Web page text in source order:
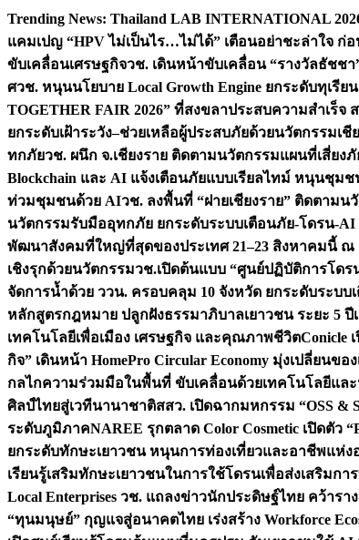
Skip
content
Trending News: Thailand LAB INTERNATIONAL
แคมเปญ “HPV ไม่เป็นไร…ไม่ได้” เตือนอย่าชะล่าใจ ก่อ
ขับเคลื่อนเศรษฐกิจวช. เดินหน้าขับเคลื่อน “รางวัลธัชช
ศวช. หนุนนโยบาย Local Growth Engine ยกระดับทุเ
TOGETHER FAIR 2026” ที่สงขลาประสบความสำเร็จ
ยกระดับเฝ้าระวัง–ช่วยเหลือผู้ประสบภัยด้วยนวัตกรรมเชี
ทกภัยวช. ผนึก จ.เชียงราย ติดตามนวัตกรรมแผนที่เสี่ย
Blockchain และ AI แจ้งเตือนภัยแบบเรียลไทม์ หนุนชุ
ท่วมชุมชนด้วย AIวช. ลงพื้นที่ “ฝายเชียงราย” ติดตาม
นวัตกรรมรับมืออุทกภัย ยกระดับระบบเตือนภัย-โดรน-
พัฒนาสังคมที่ใหญ่ที่สุดของประเทศ 21–23 สิงหาคมนี้ ณ
เชิงรุกด้วยนวัตกรรมวช.เปิดต้นแบบ “ศูนย์ปฏิบัติการโดร
จัดการน้ำด้วย ววน. ครอบคลุม 10 จังหวัด ยกระดับระบ
หลักสูตรกฎหมาย ปลูกฝังธรรมาภิบาลเยาวชน ระยะ 5 ปี
เทคโนโลยีเพื่อเมือง เศรษฐกิจ และคุณภาพชีวิตConicle
กิจ” เดินหน้า HomePro Circular Economy มุ่งเปลี่ยน
กลไกความร่วมมือในพื้นที่ ขับเคลื่อนด้วยเทคโนโลยีแล
ศิลป์ไทยสู่เวทีนานาชาติสสว. เปิดฉากมหกรรม “OSS &
ระดับภูมิภาคNAREE รุกตลาด Color Cosmetic เปิดตัว
ยกระดับทักษะเยาวชน หนุนการท่องเที่ยวและอาชีพแห่ง
เรียนรู้เสริมทักษะเยาวชนในการใช้โดรนเพื่อส่งเสริมก
Local Enterprises วช. แถลงข่าวนักประดิษฐ์ไทย คว้าราง
“ทุนมนุษย์” กุญแจสู่อนาคตไทย เร่งสร้าง Workforce